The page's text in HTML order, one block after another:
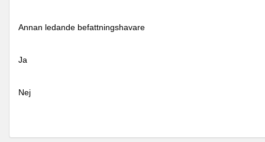
Annan ledande befattningshavare
Ja
Nej